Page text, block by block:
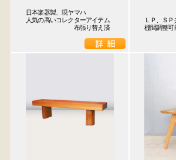
日本楽器製、現ヤマハ
人気の高いコレクターアイテム
布張り替え済
ＬＰ、Ｓ
棚間調整可
人気の検索キーワード
2678 b2770
箪笥 2873